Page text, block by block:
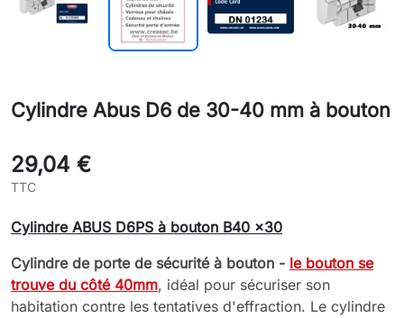
Cylindre Abus D6 de 30-40 mm à bouton
29,04 €
TTC
Cylindre ABUS D6PS à bouton B40 x30
Cylindre de porte de sécurité à bouton - le bouton se
trouve du côté 40mm, idéal pour sécuriser son
habitation contre les tentatives d'effraction. Le cylindre